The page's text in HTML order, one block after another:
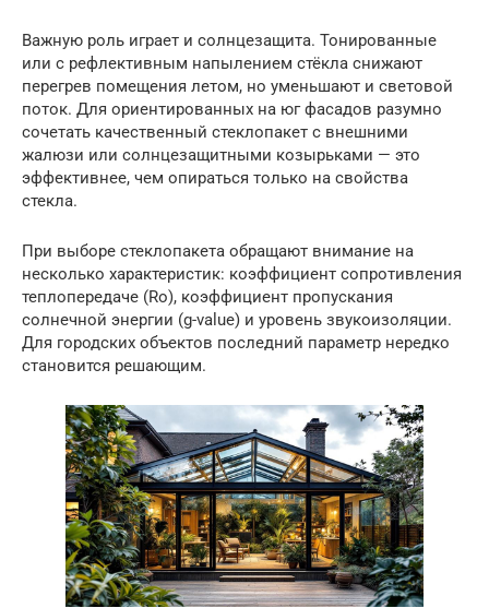
Важную роль играет и солнцезащита. Тонированные
или с рефлективным напылением стёкла снижают
перегрев помещения летом, но уменьшают и световой
поток. Для ориентированных на юг фасадов разумно
сочетать качественный стеклопакет с внешними
жалюзи или солнцезащитными козырьками — это
эффективнее, чем опираться только на свойства
стекла.
При выборе стеклопакета обращают внимание на
несколько характеристик: коэффициент сопротивления
теплопередаче (Rо), коэффициент пропускания
солнечной энергии (g-value) и уровень звукоизоляции.
Для городских объектов последний параметр нередко
становится решающим.